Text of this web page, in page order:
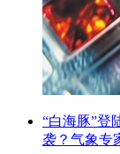
“白海豚”登
袭？气象专